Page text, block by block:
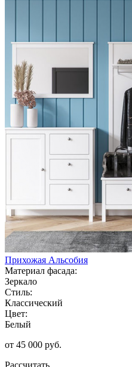
Прихожая Альсобия
Материал фасада:
Зеркало
Стиль:
Классический
Цвет:
Белый
от 45 000 руб.
Рассчитать